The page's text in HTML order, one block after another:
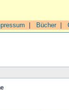
Bücher|